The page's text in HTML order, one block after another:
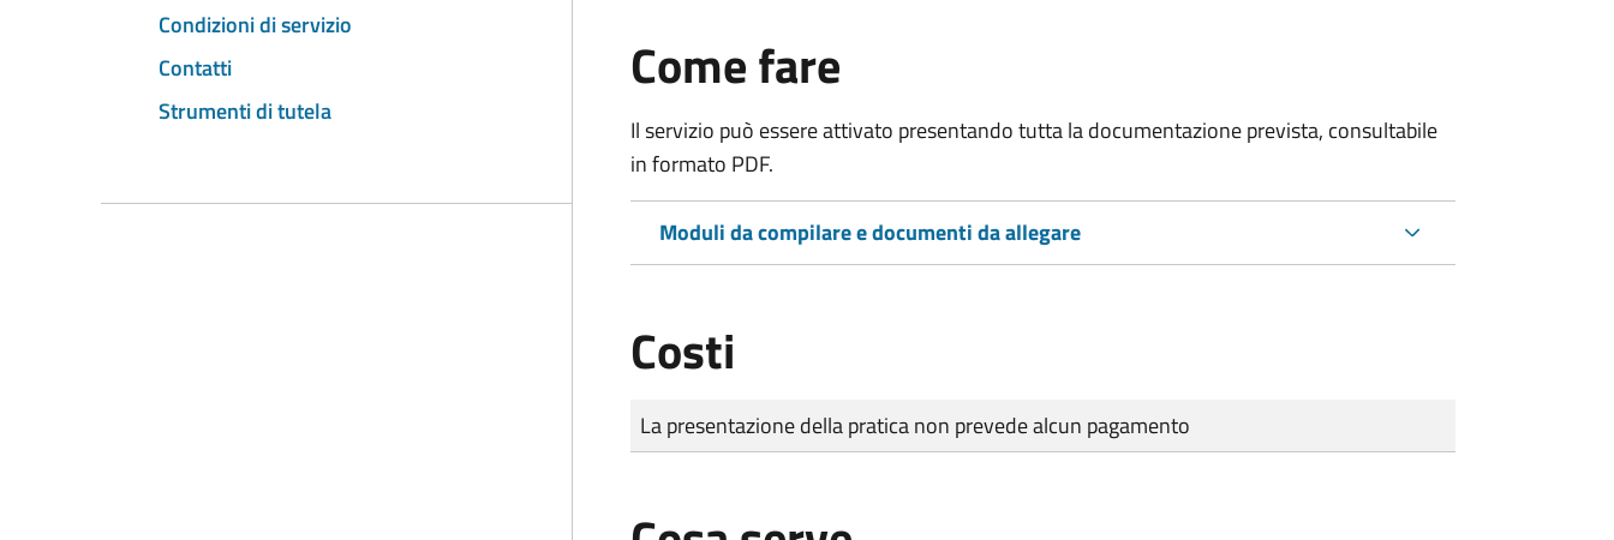
Condizioni di servizio
Contatti
Strumenti di tutela
Come fare
Il servizio può essere attivato presentando tutta la documentazione prevista, consultabile
in formato PDF.
Moduli da compilare e documenti da allegare
Costi
Tipo di pagamento
Importo
La presentazione della pratica non prevede alcun pagamento